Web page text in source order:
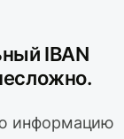
IBAN
информацию